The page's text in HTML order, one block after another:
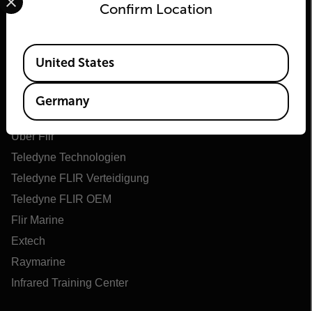
Über Flir
Teledyne Technologien
Teledyne FLIR Verteidigung
Teledyne FLIR OEM
Flir Marine
Extech
Raymarine
Infrared Training Center
Confirm Location
Available Locations
United States
Germany